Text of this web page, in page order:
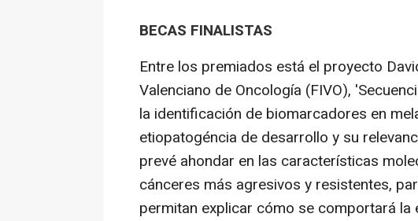
BECAS FINALISTAS
Entre los premiados está el proyecto
Valenciano de Oncología (FIVO),
la identificación de biomarcadores en
etiopatogéncia de desarrollo y su
prevé ahondar en las características
cánceres más agresivos y resistentes,
permitan explicar cómo se comportará